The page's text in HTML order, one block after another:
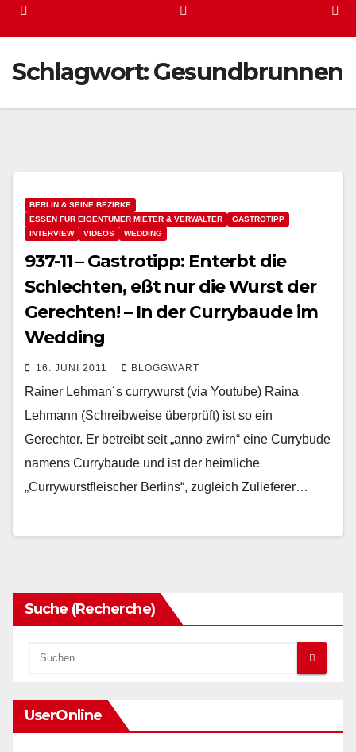
Schlagwort:Gesundbrunnen
BERLIN & SEINE BEZIRKE
ESSEN FÜR EIGENTÜMER MIETER & VERWALTER
GASTROTIPP
INTERVIEW
VIDEOS WEDDING
937-11 – Gastrotipp: Enterbt die
Schlechten, eßt nur die Wurst der
Gerechten! – In der Currybaude im
Wedding
16. JUNI 2011 BLOGGWART
Rainer Lehman´s currywurst (via Youtube) Raina
Lehmann (Schreibweise überprüft) ist so ein
Gerechter. Er betreibt seit „anno zwirn“ eine Currybude
namens Currybaude und ist der heimliche
„Currywurstfleischer Berlins“, zugleich Zulieferer…
Suche (Recherche)
UserOnline